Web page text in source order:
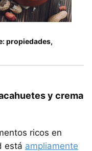
propiedades,
y crema
ricos en
está ampliamente